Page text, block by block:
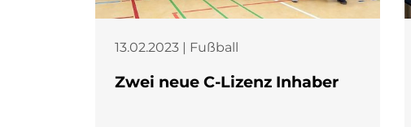
13.02.2023 | Fußball
Zwei neue C-Lizenz Inhaber